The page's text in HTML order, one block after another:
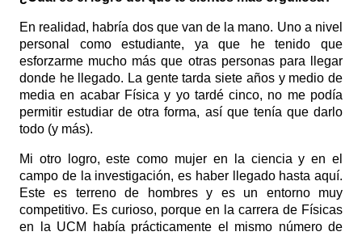
En realidad, habría dos que van de la mano. Uno a nivel
personal como estudiante, ya que he tenido que
esforzarme mucho más que otras personas para llegar
donde he llegado. La gente tarda siete años y medio de
media en acabar Física y yo tardé cinco, no me podía
permitir estudiar de otra forma, así que tenía que darlo
todo (y más).
Mi otro logro, este como mujer en la ciencia y en el
campo de la investigación, es haber llegado hasta aquí.
Este es terreno de hombres y es un entorno muy
competitivo. Es curioso, porque en la carrera de Físicas
en la UCM había prácticamente el mismo número de